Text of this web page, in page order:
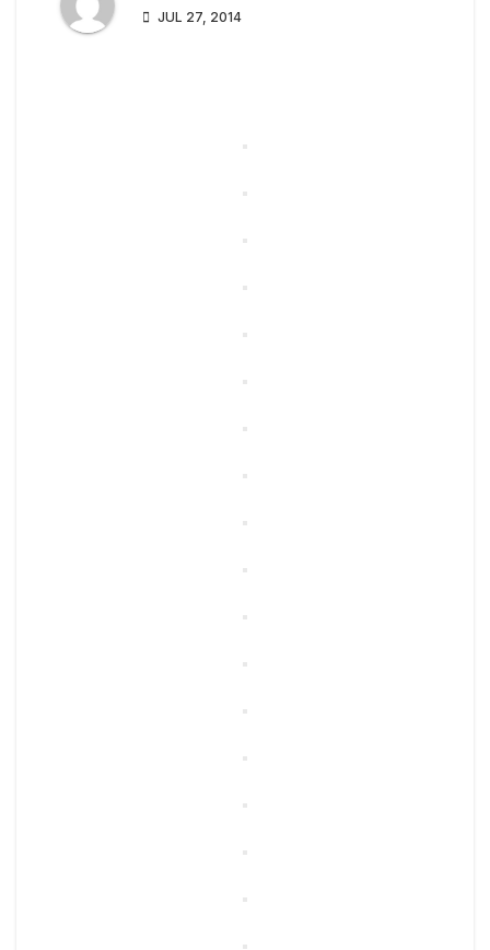
JUL 27, 2014